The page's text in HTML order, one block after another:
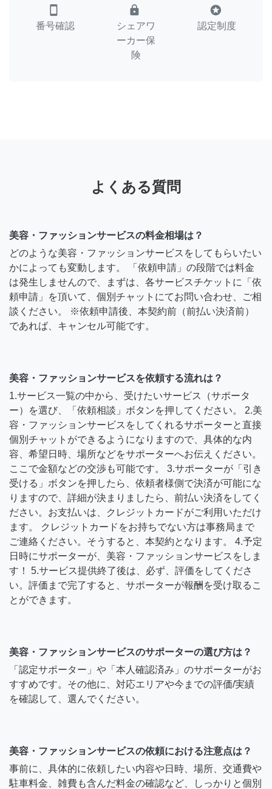
smartphone
番号確認
lock
シェアワ
ーカー保
険
stars
認定制度
よくある質問
美容・ファッションサービスの料金相場は？
どのような美容・ファッションサービスをしてもらいたい
かによっても変動します。 「依頼申請」の段階では料金
は発生しませんので、まずは、各サービスチケットに「依
頼申請」を頂いて、個別チャットにてお問い合わせ、ご相
談ください。 ※依頼申請後、本契約前（前払い決済前）
であれば、キャンセル可能です。
美容・ファッションサービスを依頼する流れは？
1.サービス一覧の中から、受けたいサービス（サポータ
ー）を選び、「依頼相談」ボタンを押してください。 2.美
容・ファッションサービスをしてくれるサポーターと直接
個別チャットができるようになりますので、具体的な内
容、希望日時、場所などをサポーターへお伝えください。
ここで金額などの交渉も可能です。 3.サポーターが「引き
受ける」ボタンを押したら、依頼者様側で決済が可能にな
りますので、詳細が決まりましたら、前払い決済をしてく
ださい。お支払いは、クレジットカードがご利用いただけ
ます。 クレジットカードをお持ちでない方は事務局まで
ご連絡ください。そうすると、本契約となります。 4.予定
日時にサポーターが、美容・ファッションサービスをしま
す！ 5.サービス提供終了後は、必ず、評価をしてくださ
い。評価まで完了すると、サポーターが報酬を受け取るこ
とができます。
美容・ファッションサービスのサポーターの選び方は？
「認定サポーター」や「本人確認済み」のサポーターがお
すすめです。その他に、対応エリアや今までの評価/実績
を確認して、選んでください。
美容・ファッションサービスの依頼における注意点は？
事前に、具体的に依頼したい内容や日時、場所、交通費や
駐車料金、雑費も含んだ料金の確認など、しっかりと個別